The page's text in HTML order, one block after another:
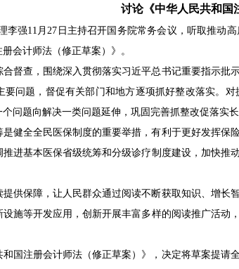
讨论《中华人民共和国
李强11月27日主持召开国务院常务会议，听取推
会计师法（修正草案）》。
督查，围绕深入贯彻落实习近平总书记重要指示
问题，督促有关部门和地方逐项抓好整改落实。
问题向解决一类问题延伸，巩固完善抓整改促落实长
健全全民医保制度的重要举措，有利于更好发挥
进基本医保省级统筹和分级诊疗制度建设，加快
供保障，让人民群众通过阅读不断获取知识、增
施等开发应用，创新开展丰富多样的阅读推广活
国注册会计师法（修正草案）》，决定将草案提